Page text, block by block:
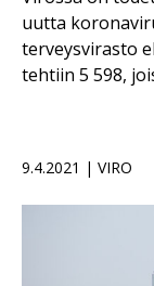
uutta
terveysvirasto
tehtiin 5 598,
9.4.2021 | VIRO